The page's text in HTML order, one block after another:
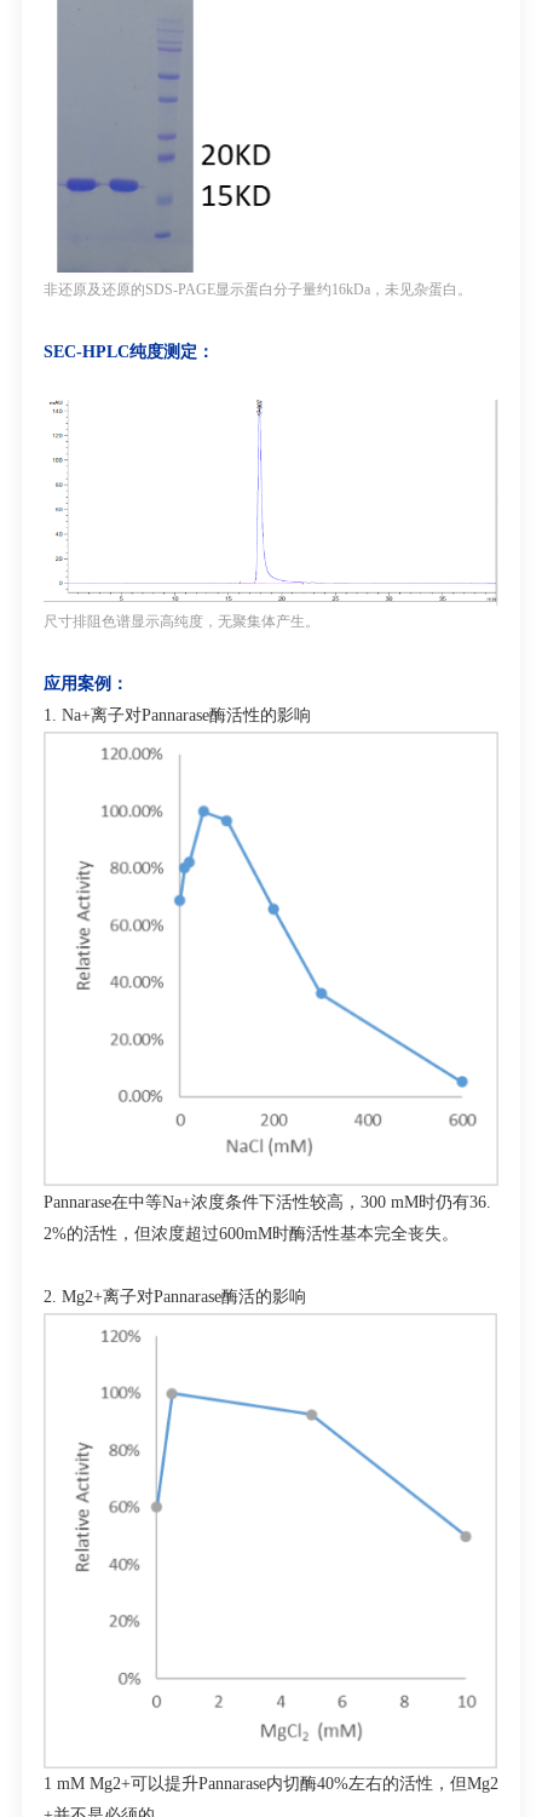
非还原及还原的SDS-PAGE显示蛋白分子量约16kDa ，未见杂蛋白。
SEC-HPLC纯度测定 ：
尺寸排阻色谱显示高纯度，无聚集体产生。
应用案例：
1. Na+离子对Pannarase酶活性的影响
Pannarase在中等Na+浓度条件下活性较高， 300 mM时仍有36.
2%的活性，但浓度超过600mM时酶活性基本完全丧失。
2. Mg2+离子对Pannarase酶活的影响
1 mM Mg2+可以提升Pannarase内切酶40%左右的活性，但Mg2